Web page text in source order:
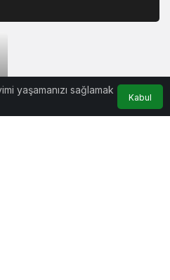
ve israfı konusunda
Bazı illerin milletvekili
yaşamanızı sağlamak
Kabul